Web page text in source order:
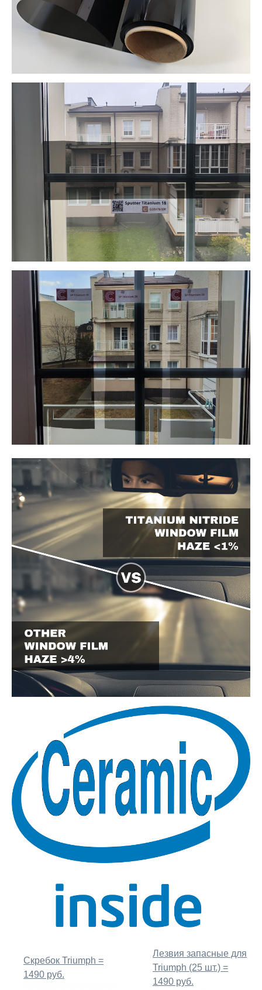
Скребок Triumph =
1490 руб.
Лезвия запасные для
Triumph (25 шт.) =
1490 руб.